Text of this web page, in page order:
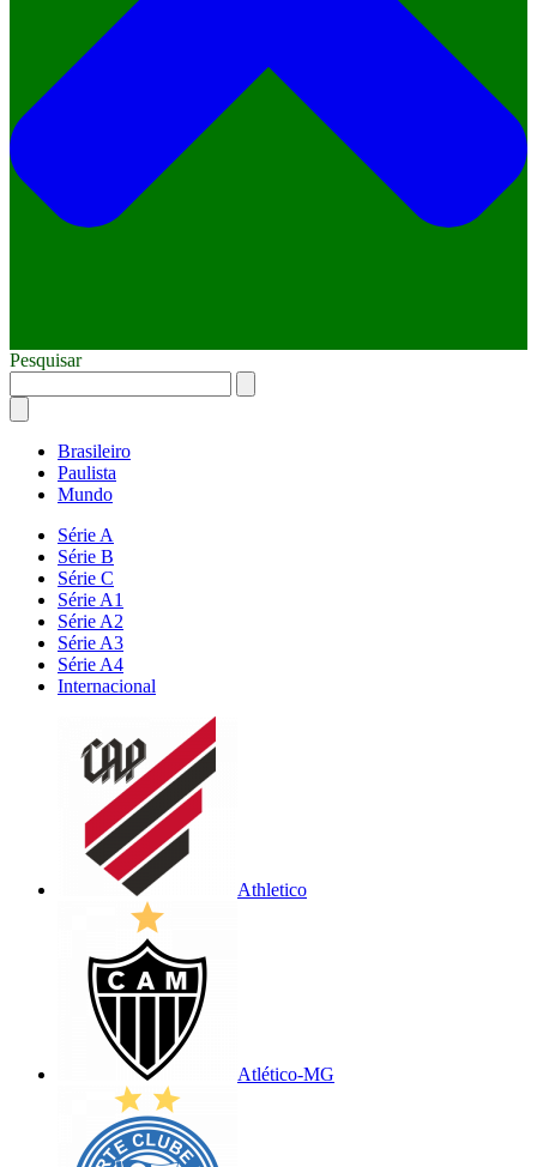
Pesquisar
Brasileiro
Paulista
Mundo
Série A
Série B
Série C
Série A1
Série A2
Série A3
Série A4
Internacional
Athletico
Atlético-MG